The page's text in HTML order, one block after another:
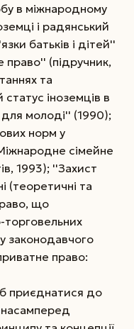
в міжнародному
і радянський
батьків і дітей''
(підручник,
та
іноземців в
молоді'' (1990);
норм у
сімейне
1993); ''Захист
(теоретичні та
що
торговельних
законодавчого
право:
приєднатися до